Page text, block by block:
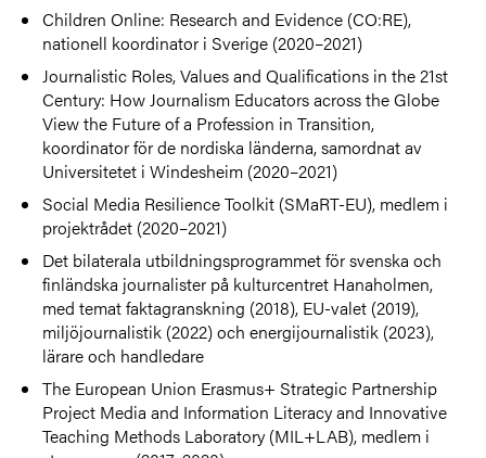
Children Online: Research and Evidence (CO:RE),
nationell koordinator i Sverige (2020–2021)
Journalistic Roles, Values and Qualifications in the 21st
Century: How Journalism Educators across the Globe
View the Future of a Profession in Transition,
koordinator för de nordiska länderna, samordnat av
Universitetet i Windesheim (2020–2021)
Social Media Resilience Toolkit (SMaRT-EU), medlem i
projektrådet (2020–2021)
Det bilaterala utbildningsprogrammet för svenska och
finländska journalister på kulturcentret Hanaholmen,
med temat faktagranskning (2018), EU-valet (2019),
miljöjournalistik (2022) och energijournalistik (2023),
lärare och handledare
The European Union Erasmus+ Strategic Partnership
Project Media and Information Literacy and Innovative
Teaching Methods Laboratory (MIL+LAB), medlem i